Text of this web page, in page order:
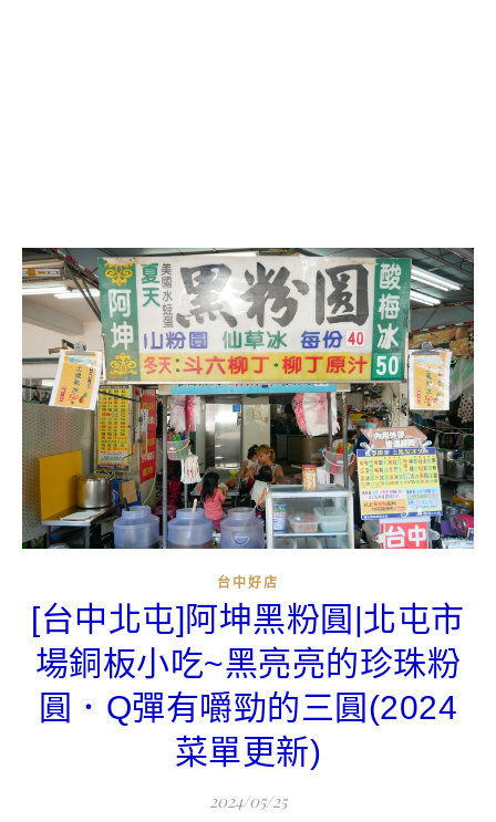
台中好店
[台中北屯]阿坤黑粉圓|北屯市
場銅板小吃~黑亮亮的珍珠粉
圓．Q彈有嚼勁的三圓(2024
菜單更新)
2024/05/25